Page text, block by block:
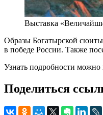
Выставка
Образы Богатырской
в победе России. Также
Узнать подробности можно
Поделиться